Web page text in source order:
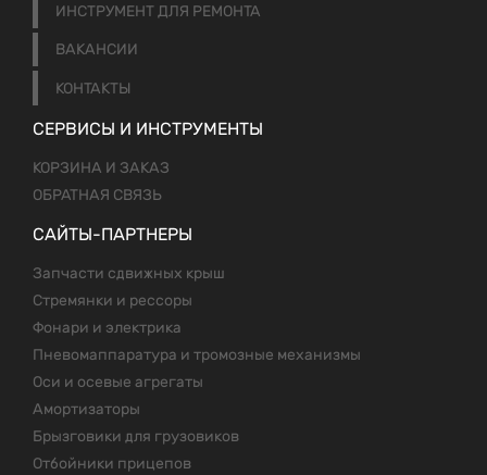
ИНСТРУМЕНТ ДЛЯ РЕМОНТА
ВАКАНСИИ
КОНТАКТЫ
СЕРВИСЫ И ИНСТРУМЕНТЫ
КОРЗИНА И ЗАКАЗ
ОБРАТНАЯ СВЯЗЬ
САЙТЫ-ПАРТНЕРЫ
Запчасти сдвижных крыш
Стремянки и рессоры
Фонари и электрика
Пневомаппаратура и тромозные механизмы
Оси и осевые агрегаты
Амортизаторы
Брызговики для грузовиков
Отбойники прицепов